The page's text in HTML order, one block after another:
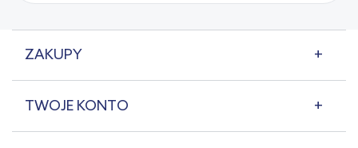
ZAKUPY
TWOJE KONTO